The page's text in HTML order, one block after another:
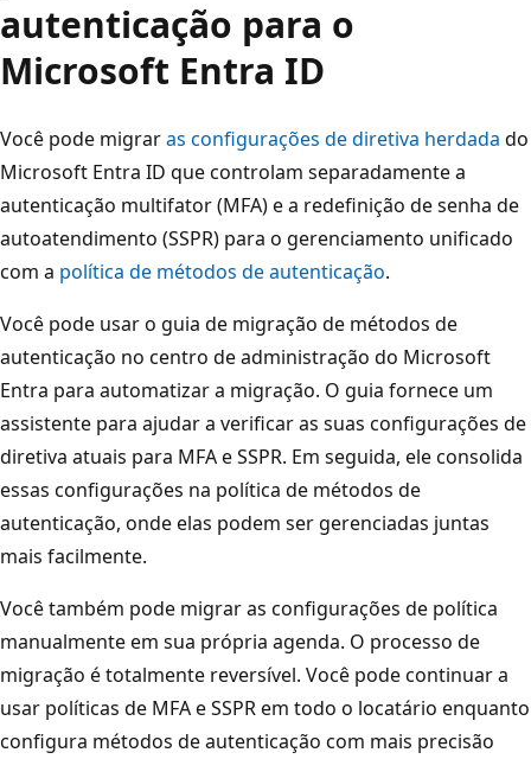
autenticação para o
Microsoft Entra ID
Você pode migraras configurações de diretiva herdada do
Microsoft Entra ID que controlam separadamente a
autenticação multifator (MFA) e a redefinição de senha de
autoatendimento (SSPR) para o gerenciamento unificado
com a política de métodos de autenticação.
Você pode usar o guia de migração de métodos de
autenticação no centro de administração do Microsoft
Entra para automatizar a migração. O guia fornece um
assistente para ajudar a verificar as suas configurações de
diretiva atuais para MFA e SSPR. Em seguida, ele consolida
essas configurações na política de métodos de
autenticação, onde elas podem ser gerenciadas juntas
mais facilmente.
Você também pode migrar as configurações de política
manualmente em sua própria agenda. O processo de
migração é totalmente reversível. Você pode continuar a
usar políticas de MFA e SSPR em todo o locatário enquanto
configura métodos de autenticação com mais precisão